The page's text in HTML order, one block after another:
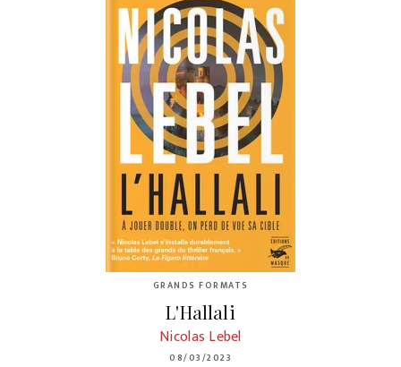
GRANDS FORMATS
L'Hallali
Nicolas Lebel
08/03/2023